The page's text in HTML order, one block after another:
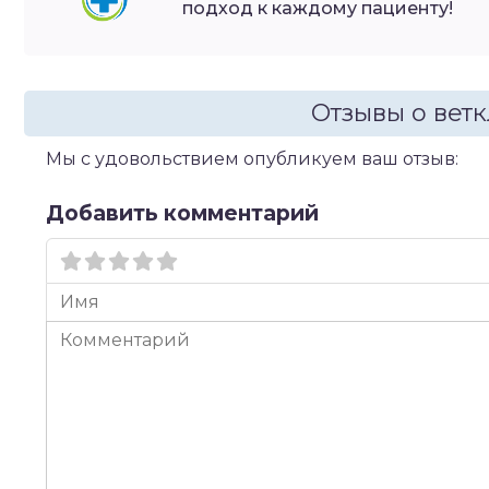
подход к каждому пациенту!
Отзывы о
Мы с удовольствием опубликуем ваш отзыв:
Добавить комментарий